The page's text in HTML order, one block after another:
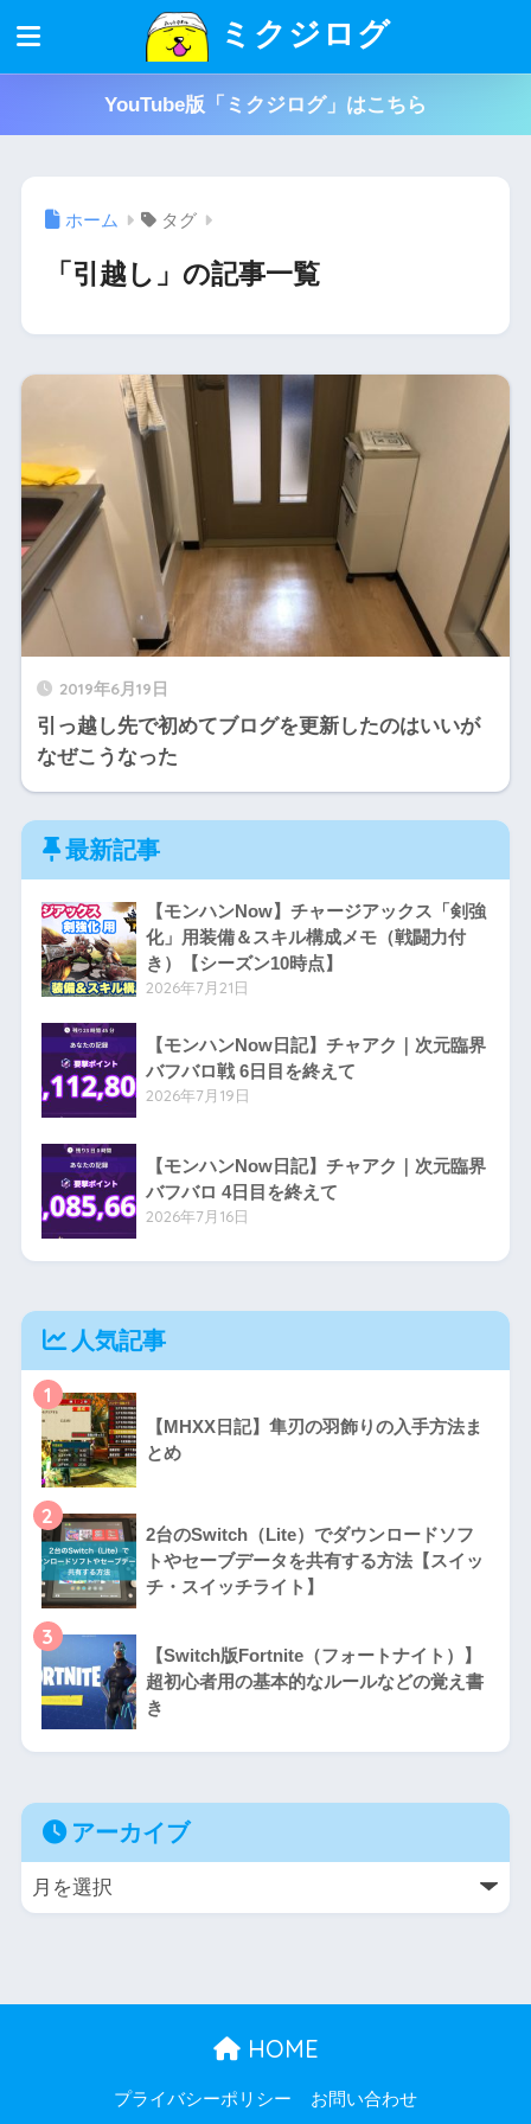
ミクジログ
YouTube版「ミクジログ」はこちら
ホーム タグ
「引越し」の記事一覧
2019年6月19日
引っ越し先で初めてブログを更新したのはいいが
なぜこうなった
最新記事
【モンハンNow】チャージアックス「剣強
化」用装備＆スキル構成メモ（戦闘力付
き）【シーズン10時点】
2026年7月21日
【モンハンNow日記】チャアク｜次元臨界
バフバロ戦 6日目を終えて
2026年7月19日
【モンハンNow日記】チャアク｜次元臨界
バフバロ 4日目を終えて
2026年7月16日
人気記事
1
【MHXX日記】隼刃の羽飾りの入手方法ま
とめ
2
2台のSwitch（Lite）でダウンロードソフ
トやセーブデータを共有する方法【スイッ
チ・スイッチライト】
3
【Switch版Fortnite（フォートナイト）】
超初心者用の基本的なルールなどの覚え書
き
アーカイブ
HOME
プライバシーポリシー お問い合わせ